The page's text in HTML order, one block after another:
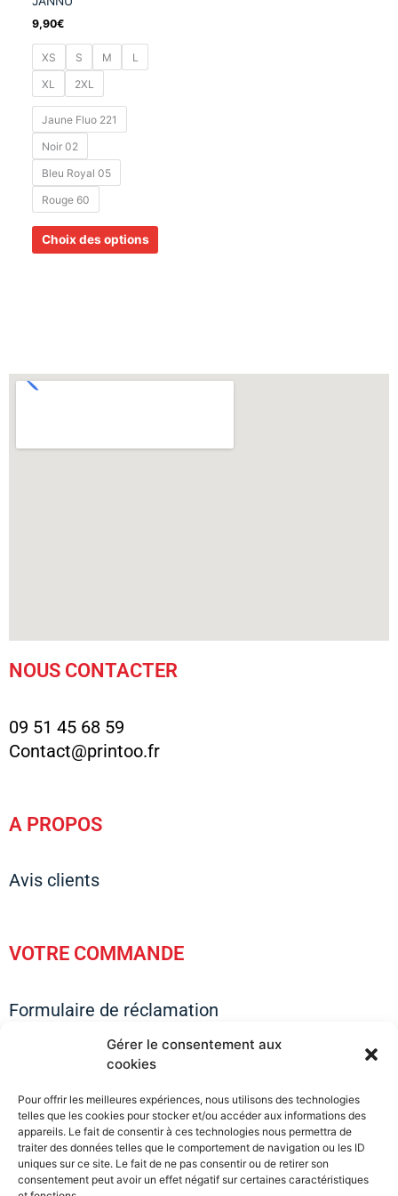
Gérer le consentement aux
cookies
Pour offrir les meilleures expériences, nous utilisons des technologies
telles que les cookies pour stocker et/ou accéder aux informations des
appareils. Le fait de consentir à ces technologies nous permettra de
traiter des données telles que le comportement de navigation ou les ID
uniques sur ce site. Le fait de ne pas consentir ou de retirer son
consentement peut avoir un effet négatif sur certaines caractéristiques
9,90€
XS S M
L
XL
2XL
Jaune Fluo 221
Noir 02
Bleu Royal 05
Rouge 60
Choix des options
VOTRE COMMANDE
Formulaire de réclamation
Questions sur vos commandes
Questions sur les tailles & Visuels
Conseils & Astuces
Devenir un membre Privilège
NOUS CONTACTER
09 51 45 68 59
Contact@printoo.fr
A PROPOS
Avis clients